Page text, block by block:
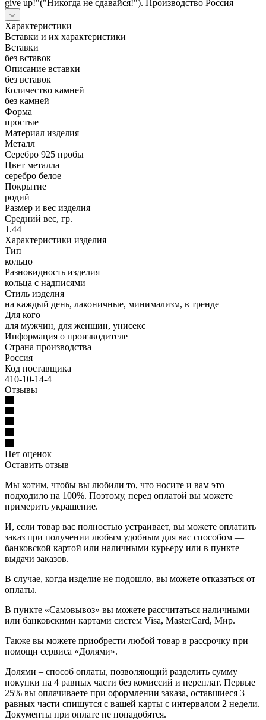
give up!"("Никогда не сдавайся!"). Производство Россия
Характеристики
Вставки и их характеристики
Вставки
без вставок
Описание вставки
без вставок
Количество камней
без камней
Форма
простые
Материал изделия
Металл
Серебро 925 пробы
Цвет металла
серебро белое
Покрытие
родий
Размер и вес изделия
Средний вес, гр.
1.44
Характеристики изделия
Тип
кольцо
Разновидность изделия
кольца с надписями
Стиль изделия
на каждый день, лаконичные, минимализм, в тренде
Для кого
для мужчин, для женщин, унисекс
Информация о производителе
Страна производства
Россия
Код поставщика
410-10-14-4
Отзывы
Нет оценок
Оставить отзыв
Мы хотим, чтобы вы любили то, что носите и вам это
подходило на 100%. Поэтому, перед оплатой вы можете
примерить украшение.
И, если товар вас полностью устраивает, вы можете оплатить
заказ при получении любым удобным для вас способом —
банковской картой или наличными курьеру или в пункте
выдачи заказов.
В случае, когда изделие не подошло, вы можете отказаться от
оплаты.
В пункте «Самовывоз» вы можете рассчитаться наличными
или банковскими картами систем Visa, MasterCard, Мир.
Также вы можете приобрести любой товар в рассрочку при
помощи сервиса «Долями».
Долями – способ оплаты, позволяющий разделить сумму
покупки на 4 равных части без комиссий и переплат. Первые
25% вы оплачиваете при оформлении заказа, оставшиеся 3
равных части спишутся с вашей карты с интервалом 2 недели.
Документы при оплате не понадобятся.